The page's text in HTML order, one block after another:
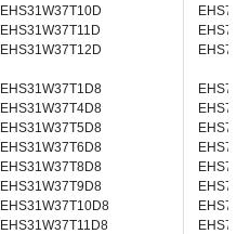
EHS31W37T10D
EHS31W37T11D
EHS31W37T12D
EHS31W37T1D8
EHS31W37T4D8
EHS31W37T5D8
EHS31W37T6D8
EHS31W37T8D8
EHS31W37T9D8
EHS31W37T10D8
EHS31W37T11D8